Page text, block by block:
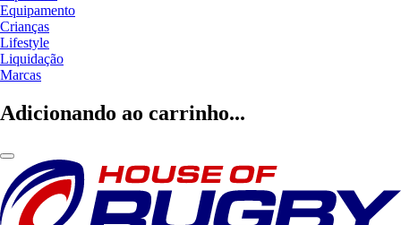
Equipamento
Crianças
Lifestyle
Liquidação
Marcas
Adicionando ao carrinho...